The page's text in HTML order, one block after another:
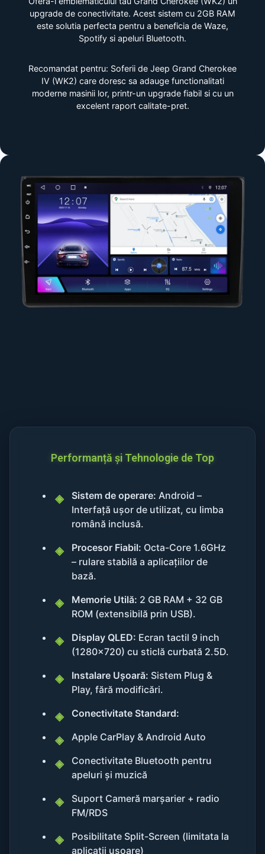
upgrade de conectivitate. Acest sistem cu 2GB RAM
este solutia perfecta pentru a beneficia de Waze,
Spotify si apeluri Bluetooth.
Recomandat pentru: Soferii de Jeep Grand Cherokee
IV (WK2) care doresc sa adauge functionalitati
moderne masinii lor, printr-un upgrade fiabil si cu un
excelent raport calitate-pret.
Performanță și Tehnologie de Top
Sistem de operare: Android –
Interfață ușor de utilizat, cu limba
română inclusă.
Procesor Fiabil: Octa-Core 1.6GHz
– rulare stabilă a aplicațiilor de
bază.
Memorie Utilă: 2 GB RAM + 32 GB
ROM (extensibilă prin USB).
Display QLED: Ecran tactil 9 inch
(1280x720) cu sticlă curbată 2.5D.
Instalare Ușoară: Sistem Plug &
Play, fără modificări.
Conectivitate Standard:
Apple CarPlay & Android Auto
Conectivitate Bluetooth pentru
apeluri și muzică
Suport Cameră marșarier + radio
FM/RDS
Posibilitate Split-Screen (limitata la
aplicatii usoare)